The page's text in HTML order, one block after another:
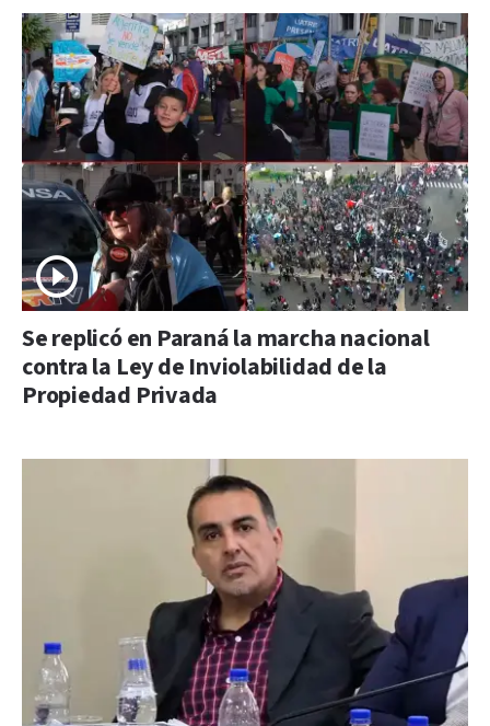
Se replicó en Paraná la marcha nacional
contra la Ley de Inviolabilidad de la
Propiedad Privada